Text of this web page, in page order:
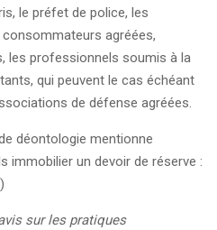
le préfet de police, les
agréées,
les professionnels soumis à la
qui peuvent le cas échéant
de défense agréées.
déontologie mentionne
immobilier un devoir de réserve :
sur les pratiques